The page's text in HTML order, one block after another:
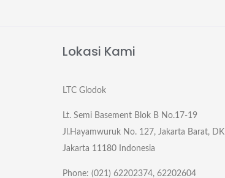
Lokasi Kami
LTC Glodok
Lt. Semi Basement Blok B No.17-19
Jl.Hayamwuruk No. 127, Jakarta Barat, DKI
Jakarta 11180 Indonesia
Phone: (021) 62202374, 62202604